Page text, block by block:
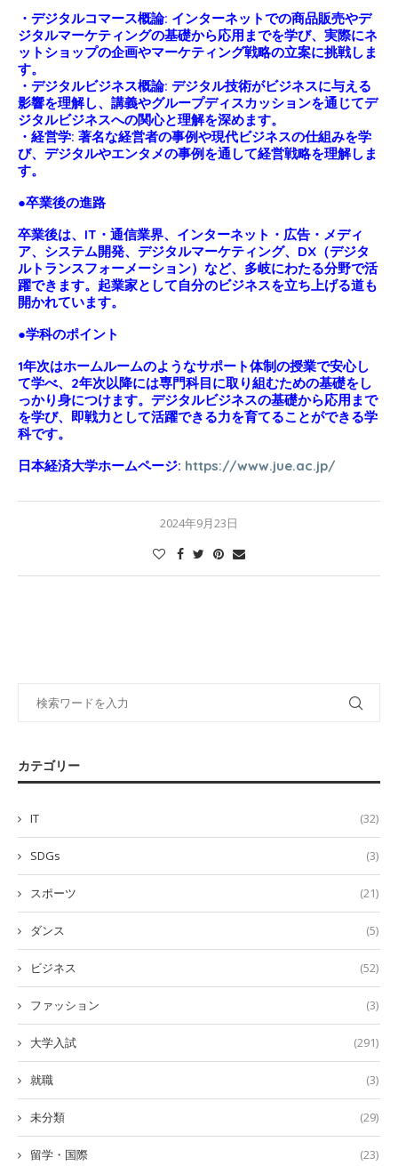
・デジタルコマース概論: インターネットでの商品販売やデ
ジタルマーケティングの基礎から応用までを学び、実際にネ
ットショップの企画やマーケティング戦略の立案に挑戦しま
す。
・デジタルビジネス概論: デジタル技術がビジネスに与える
影響を理解し、講義やグループディスカッションを通じてデ
ジタルビジネスへの関心と理解を深めます。
・経営学: 著名な経営者の事例や現代ビジネスの仕組みを学
び、デジタルやエンタメの事例を通して経営戦略を理解しま
す。
●卒業後の進路
卒業後は、IT・通信業界、インターネット・広告・メディ
ア、システム開発、デジタルマーケティング、DX（デジタ
ルトランスフォーメーション）など、多岐にわたる分野で活
躍できます。起業家として自分のビジネスを立ち上げる道も
開かれています。
●学科のポイント
1年次はホームルームのようなサポート体制の授業で安心し
て学べ、2年次以降には専門科目に取り組むための基礎をし
っかり身につけます。デジタルビジネスの基礎から応用まで
を学び、即戦力として活躍できる力を育てることができる学
科です。
日本経済大学ホームページ: https://www.jue.ac.jp/
2024年9月23日
カテゴリー
IT (32)
SDGs (3)
スポーツ (21)
ダンス (5)
ビジネス (52)
ファッション (3)
大学入試 (291)
就職 (3)
未分類 (29)
留学・国際 (23)